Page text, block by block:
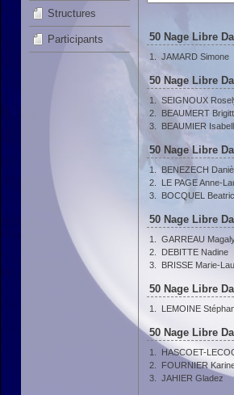
Structures
Participants 50 Nage Libre
1. JAMARD Simone
50 Nage Libre
1. SEIGNOUX
2.
BEAUMERT
3.
BEAUMIER
50 Nage Libre
1. BENEZECH
2.
LE PAGE Anne-
3.
BOCQUEL
50 Nage Libre
1. GARREAU
2.
DEBITTE Nadine
3.
BRISSE Marie-
50 Nage Libre
1. LEMOINE
50 Nage Libre
1. HASCOET-
2.
FOURNIER
3.
JAHIER Gladez